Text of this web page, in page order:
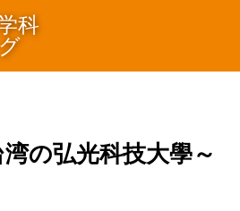
科
の弘光科技大學～